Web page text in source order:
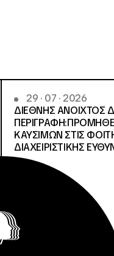
29 · 07 · 2026
ΔΙΕΘΝΗΣ ΑΝΟΙΧΤΟΣ
ΚΑΥΣΙΜΩΝ ΣΤΙΣ
ΔΙΑΧΕΙΡΙΣΤΙΚΗΣ